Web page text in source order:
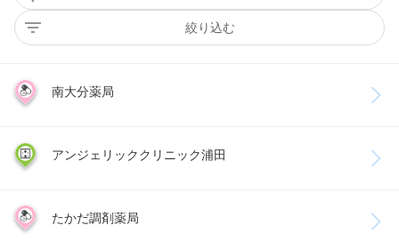
絞り込む
南大分薬局
アンジェリッククリニック浦田
たかだ調剤薬局